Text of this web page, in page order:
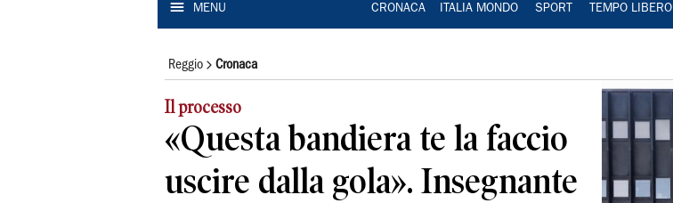
MENU CRONACA ITALIA MONDO SPORT TEMPO LIBERO
Reggio Cronaca
Il processo
«Questa bandiera te la faccio
uscire dalla gola». Insegnante